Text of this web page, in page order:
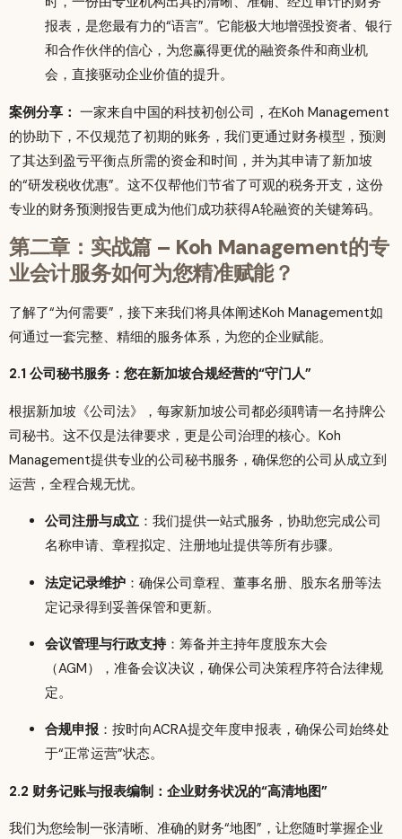
报表，是您最有力的“语言”。它能极大地增强投资者、银行
和合作伙伴的信心，为您赢得更优的融资条件和商业机
会，直接驱动企业价值的提升。
案例分享： 一家来自中国的科技初创公司，在Koh Management
的协助下，不仅规范了初期的账务，我们更通过财务模型，预测
了其达到盈亏平衡点所需的资金和时间，并为其申请了新加坡
的“研发税收优惠”。这不仅帮他们节省了可观的税务开支，这份
专业的财务预测报告更成为他们成功获得A轮融资的关键筹码。
第二章：实战篇 – Koh Management的专
业会计服务如何为您精准赋能？
了解了“为何需要”，接下来我们将具体阐述Koh Management如
何通过一套完整、精细的服务体系，为您的企业赋能。
2.1 公司秘书服务：您在新加坡合规经营的“守门人”
根据新加坡《公司法》，每家新加坡公司都必须聘请一名持牌公
司秘书。这不仅是法律要求，更是公司治理的核心。Koh
Management提供专业的公司秘书服务，确保您的公司从成立到
运营，全程合规无忧。
公司注册与成立 ：我们提供一站式服务，协助您完成公司
名称申请、章程拟定、注册地址提供等所有步骤。
法定记录维护 ：确保公司章程、董事名册、股东名册等法
定记录得到妥善保管和更新。
会议管理与行政支持：筹备并主持年度股东大会
（AGM），准备会议决议，确保公司决策程序符合法律规
定。
合规申报：按时向ACRA提交年度申报表，确保公司始终处
于“正常运营”状态。
2.2 财务记账与报表编制：企业财务状况的“高清地图”
我们为您绘制一张清晰、准确的财务“地图”，让您随时掌握企业